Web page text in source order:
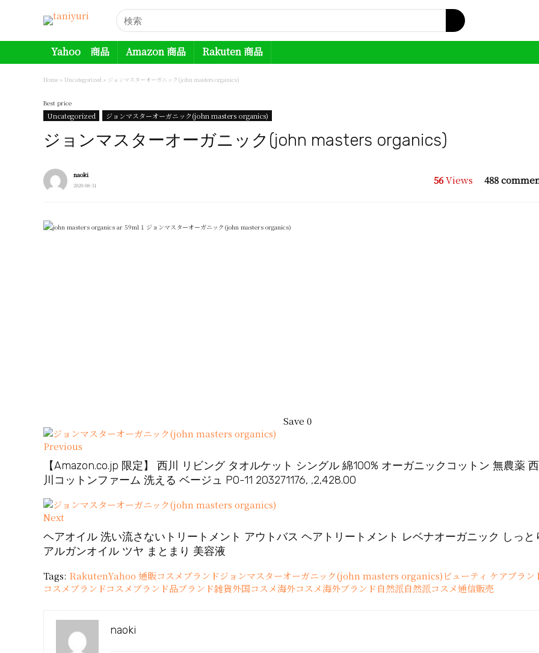
Yahoo 商品 Amazon 商品 Rakuten 商品
Home » Uncategorized » ジョンマスターオーガニック(john masters organics)
Best price
Uncategorized ジョンマスターオーガニック(john masters organics)
ジョンマスターオーガニック(john masters organics)
naoki
2020-08-31 56Views 488
Save 0
Previous
【Amazon.co.jp 限定】 西川 リビング タオルケット シングル 綿100% オーガニックコットン 無農薬 西
川コットンファーム 洗える ベージュ PO-11 203271176, ,2,428.00
Next
ヘアオイル 洗い流さないトリートメント アウトバス ヘアトリートメント レベナオーガニック しっと
アルガンオイル ツヤ まとまり 美容液
Tags: RakutenYahoo 通販コスメブランドジョンマスターオーガニック(john masters organics)ビューティ ケアブラン
コスメ ブランドコスメ ブランド品ブランド雑貨外国コスメ海外コスメ海外ブランド自然派自然派コスメ通信販売
naoki